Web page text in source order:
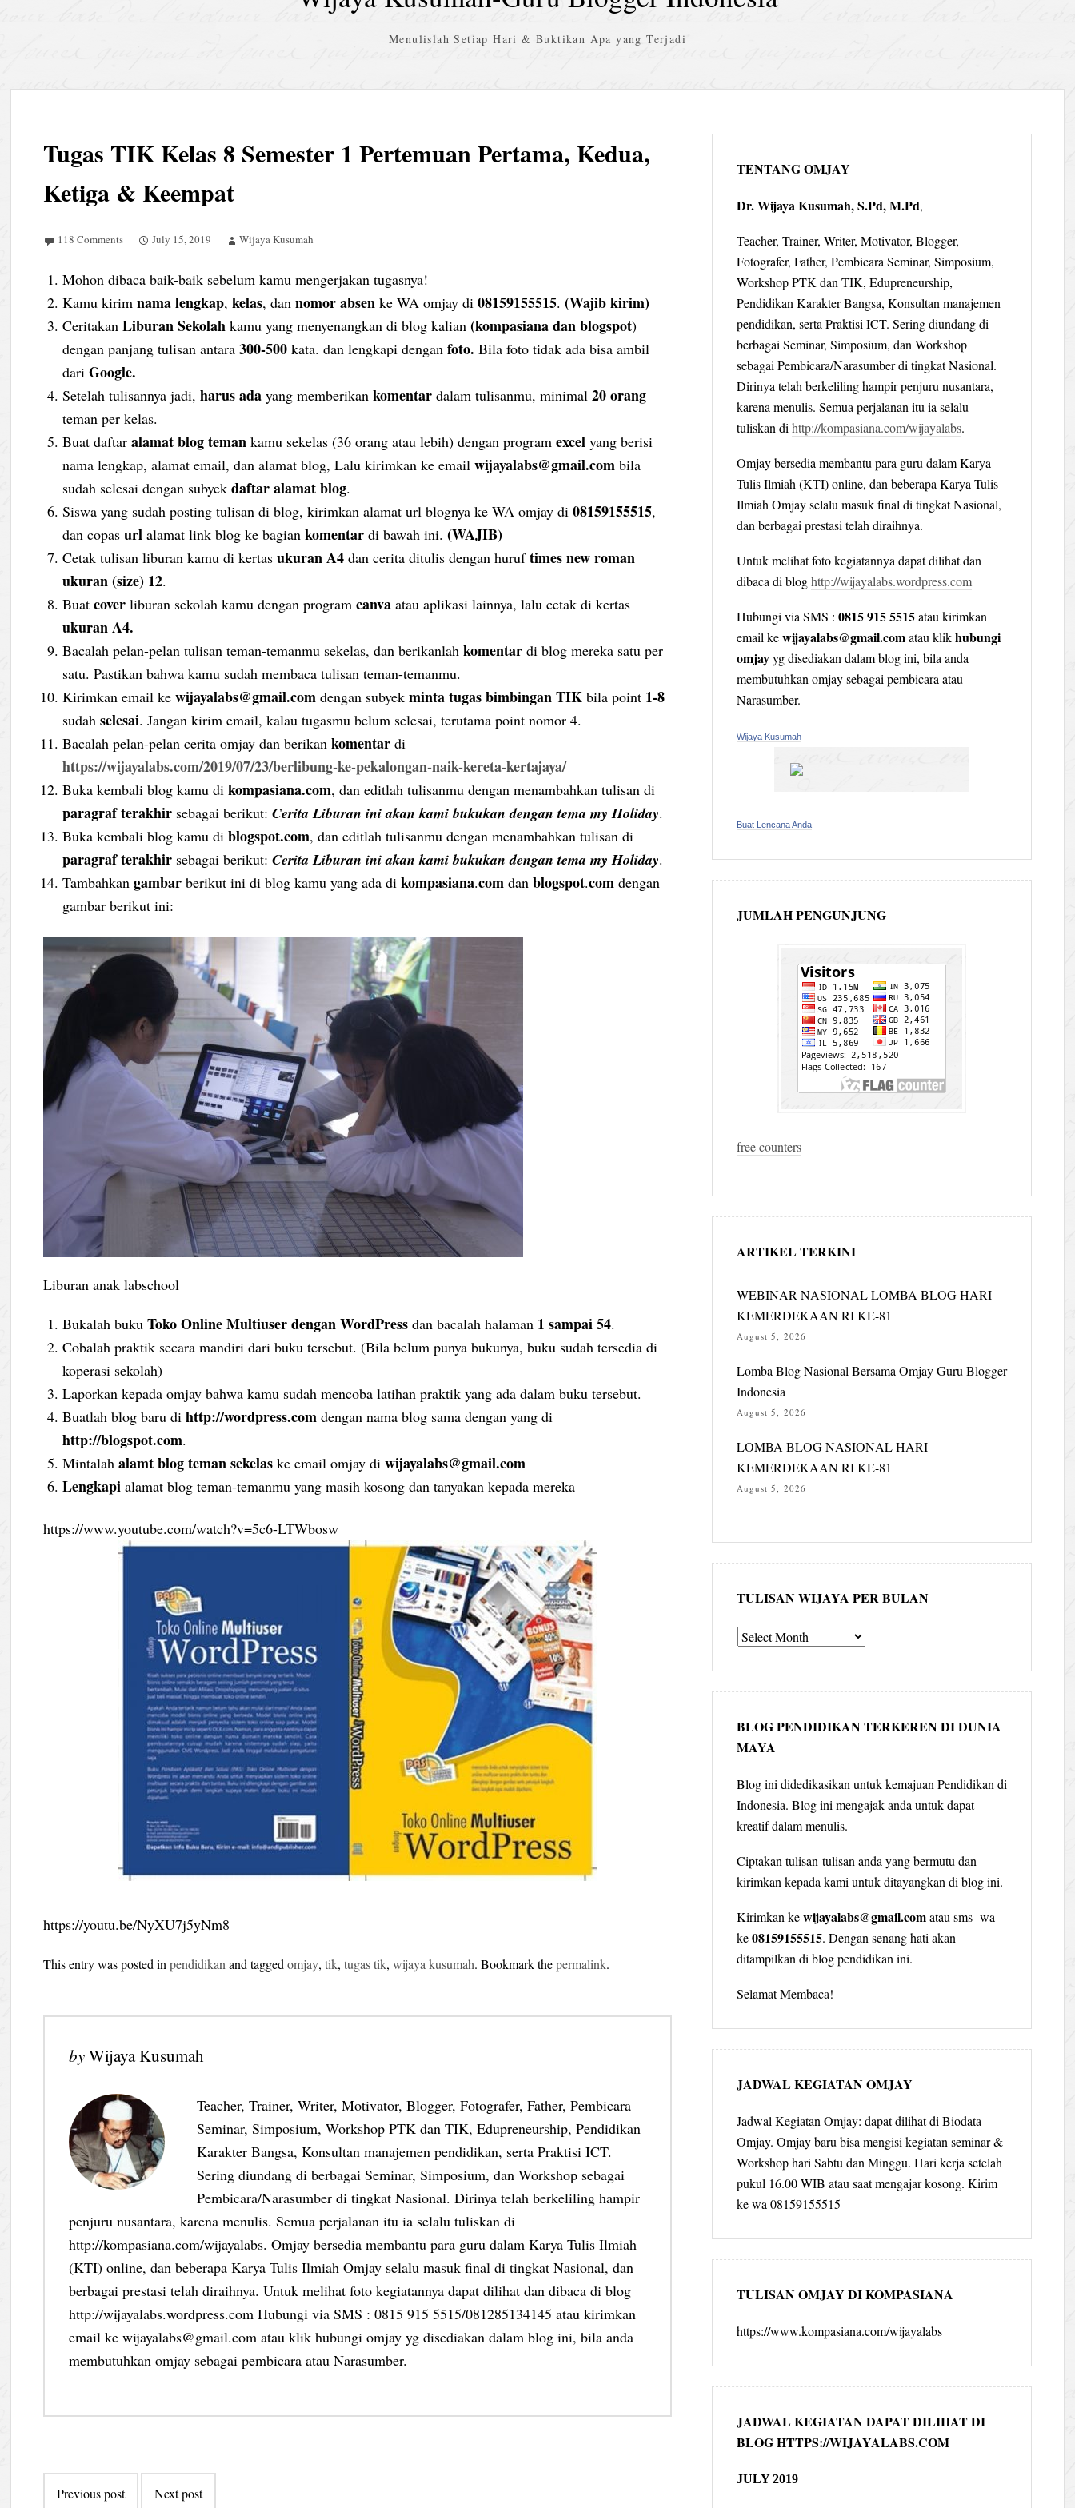
Menulislah Setiap Hari & Buktikan Apa yang Terjadi
Tugas TIK Kelas 8 Semester 1 Pertemuan Pertama, Kedua,
Ketiga & Keempat
118 Comments July 15, 2019 Wijaya Kusumah
Mohon dibaca baik-baik sebelum kamu mengerjakan tugasnya!
Kamu kirimnama lengkap,kelas, dannomor absen ke WA omjay di 08159155515.(Wajib kirim)
CeritakanLiburan Sekolah kamu yang menyenangkan di blog kalian(kompasiana dan blogspot)
dengan panjang tulisan antara300-500 kata. dan lengkapi denganfoto. Bila foto tidak ada bisa ambil
dariGoogle.
Setelah tulisannya jadi, harus adayang memberikankomentardalam tulisanmu, minimal20 orang
teman per kelas.
Buat daftaralamat blog teman kamu sekelas (36 orang atau lebih) dengan programexcel yang berisi
nama lengkap, alamat email, dan alamat blog, Lalu kirimkan ke emailwijayalabs@gmail.com bila
sudah selesai dengan subyek daftar alamat blog.
Siswa yang sudah posting tulisan di blog, kirimkan alamat url blognya ke WA omjay di08159155515,
dan copas url alamat link blog ke bagiankomentar di bawah ini.(WAJIB)
Cetak tulisan liburan kamu di kertasukuran A4 dan cerita ditulis dengan huruftimes new roman
ukuran (size) 12.
Buatcover liburan sekolah kamu dengan programcanva atau aplikasi lainnya, lalu cetak di kertas
ukuran A4.
Bacalah pelan-pelan tulisan teman-temanmu sekelas, dan berikanlahkomentardi blog mereka satu per
satu. Pastikan bahwa kamu sudah membaca tulisan teman-temanmu.
Kirimkan email kewijayalabs@gmail.com dengan subyekminta tugas bimbingan TIK bila point 1-8
sudah selesai. Jangan kirim email, kalau tugasmu belum selesai, terutama point nomor 4.
Bacalah pelan-pelan cerita omjay dan berikankomentar di
https://wijayalabs.com/2019/07/23/berlibung-ke-pekalongan-naik-kereta-kertajaya/
Buka kembali blog kamu dikompasiana.com, dan editlah tulisanmu dengan menambahkan tulisan di
paragraf terakhir sebagai berikut:Cerita Liburan ini akan kami bukukan dengan tema my Holiday.
Buka kembali blog kamu diblogspot.com, dan editlah tulisanmu dengan menambahkan tulisan di
paragraf terakhir sebagai berikut:Cerita Liburan ini akan kami bukukan dengan tema my Holiday.
Tambahkan gambarberikut ini di blog kamu yang ada dikompasiana.com danblogspot.com dengan
gambar berikut ini:
Liburan anak labschool
Bukalah bukuToko Online Multiuser dengan WordPress dan bacalah halaman 1 sampai 54.
Cobalah praktik secara mandiri dari buku tersebut. (Bila belum punya bukunya, buku sudah tersedia di
koperasi sekolah)
Laporkan kepada omjay bahwa kamu sudah mencoba latihan praktik yang ada dalam buku tersebut.
Buatlah blog baru dihttp://wordpress.com dengan nama blog sama dengan yang di
http://blogspot.com.
Mintalahalamt blog teman sekelas ke email omjay diwijayalabs@gmail.com
Lengkapialamat blog teman-temanmu yang masih kosong dan tanyakan kepada mereka
https://www.youtube.com/watch?v=5c6-LTWbosw
https://youtu.be/NyXU7j5yNm8
This entry was posted inpendidikan and taggedomjay,tik,tugas tik,wijaya kusumah. Bookmark thepermalink.
byWijaya Kusumah
Teacher, Trainer, Writer, Motivator, Blogger, Fotografer, Father, Pembicara
Seminar, Simposium, Workshop PTK dan TIK, Edupreneurship, Pendidikan
Karakter Bangsa, Konsultan manajemen pendidikan, serta Praktisi ICT.
Sering diundang di berbagai Seminar, Simposium, dan Workshop sebagai
Pembicara/Narasumber di tingkat Nasional. Dirinya telah berkeliling hampir
penjuru nusantara, karena menulis. Semua perjalanan itu ia selalu tuliskan di
http://kompasiana.com/wijayalabs. Omjay bersedia membantu para guru dalam Karya Tulis Ilmiah
(KTI) online, dan beberapa Karya Tulis Ilmiah Omjay selalu masuk final di tingkat Nasional, dan
berbagai prestasi telah diraihnya. Untuk melihat foto kegiatannya dapat dilihat dan dibaca di blog
http://wijayalabs.wordpress.com Hubungi via SMS : 0815 915 5515/081285134145 atau kirimkan
email ke wijayalabs@gmail.com atau klik hubungi omjay yg disediakan dalam blog ini, bila anda
membutuhkan omjay sebagai pembicara atau Narasumber.
Post
navigation
Previous post Next post
TENTANG OMJAY
Dr. Wijaya Kusumah, S.Pd, M.Pd,
Teacher, Trainer, Writer, Motivator, Blogger,
Fotografer, Father, Pembicara Seminar, Simposium,
Workshop PTK dan TIK, Edupreneurship,
Pendidikan Karakter Bangsa, Konsultan manajemen
pendidikan, serta Praktisi ICT. Sering diundang di
berbagai Seminar, Simposium, dan Workshop
sebagai Pembicara/Narasumber di tingkat Nasional.
Dirinya telah berkeliling hampir penjuru nusantara,
karena menulis. Semua perjalanan itu ia selalu
tuliskan di http://kompasiana.com/wijayalabs.
Omjay bersedia membantu para guru dalam Karya
Tulis Ilmiah (KTI) online, dan beberapa Karya Tulis
Ilmiah Omjay selalu masuk final di tingkat Nasional,
dan berbagai prestasi telah diraihnya.
Untuk melihat foto kegiatannya dapat dilihat dan
dibaca di bloghttp://wijayalabs.wordpress.com
Hubungi via SMS : 0815 915 5515atau kirimkan
email kewijayalabs@gmail.comatau klikhubungi
omjayyg disediakan dalam blog ini, bila anda
membutuhkan omjay sebagai pembicara atau
Narasumber.
Wijaya Kusumah
Buat Lencana Anda
JUMLAH PENGUNJUNG
free counters
ARTIKEL TERKINI
WEBINAR NASIONAL LOMBA BLOG HARI
KEMERDEKAAN RI KE-81
August 5, 2026
Lomba Blog Nasional Bersama Omjay Guru Blogger
Indonesia
August 5, 2026
LOMBA BLOG NASIONAL HARI
KEMERDEKAAN RI KE-81
August 5, 2026
TULISAN WIJAYA PER BULAN
Tulisan
per
bulan
BLOG PENDIDIKAN TERKEREN DI DUNIA
MAYA
Blog ini didedikasikan untuk kemajuan Pendidikan di
Indonesia. Blog ini mengajak anda untuk dapat
kreatif dalam menulis.
Ciptakan tulisan-tulisan anda yang bermutu dan
kirimkan kepada kami untuk ditayangkan di blog ini.
Kirimkan kewijayalabs@gmail.comatau sms wa
ke08159155515. Dengan senang hati akan
ditampilkan di blog pendidikan ini.
Selamat Membaca!
JADWAL KEGIATAN OMJAY
Jadwal Kegiatan Omjay: dapat dilihat di Biodata
Omjay. Omjay baru bisa mengisi kegiatan seminar &
Workshop hari Sabtu dan Minggu. Hari kerja setelah
pukul 16.00 WIB atau saat mengajar kosong. Kirim
ke wa 08159155515
TULISAN OMJAY DI KOMPASIANA
https://www.kompasiana.com/wijayalabs
JADWAL KEGIATAN DAPAT DILIHAT DI
BLOG HTTPS://WIJAYALABS.COM
JULY 2019